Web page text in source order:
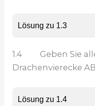
Lösung zu 1.3
1.4 Geben Sie
Drachenvierecke AB
Lösung zu 1.4